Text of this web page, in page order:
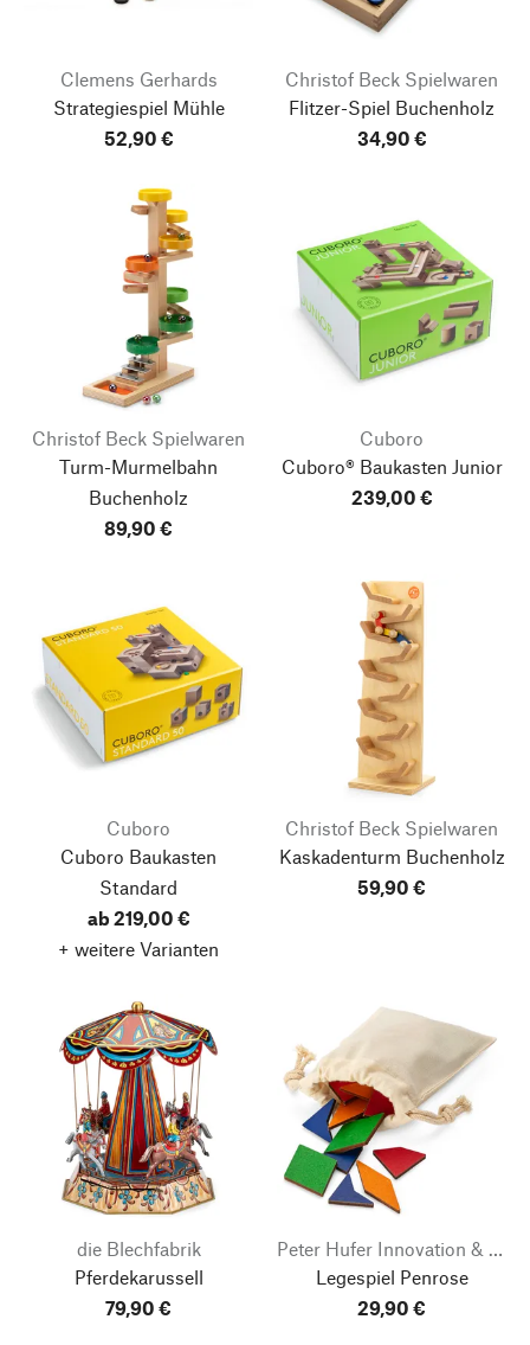
Clemens Gerhards
Strategiespiel Mühle
52,90 €
Christof Beck Spielwaren
Flitzer-Spiel Buchenholz
34,90 €
Christof Beck Spielwaren
Turm-Murmelbahn
Buchenholz
89,90 €
Cuboro
Cuboro® Baukasten Junior
239,00 €
Cuboro
Cuboro Baukasten
Standard
ab 219,00 €
+ weitere Varianten
Christof Beck Spielwaren
Kaskadenturm Buchenholz
59,90 €
die Blechfabrik
Pferdekarussell
79,90 €
Peter Hufer Innovation & Vermarktung
Legespiel Penrose
29,90 €
Nach oben